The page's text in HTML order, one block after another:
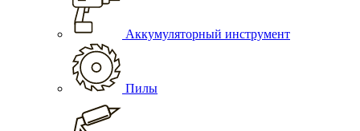
Аккумуляторный инструмент
Пилы